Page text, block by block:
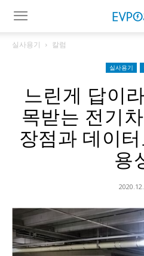
실사용기 칼럼
실사용기
느린게 답이
목받는 전기
장점과 데이
용